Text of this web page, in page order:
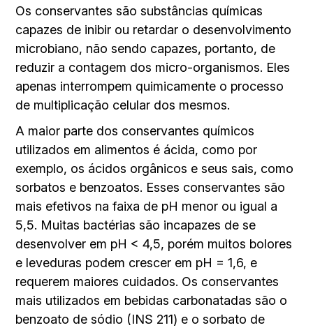
Os conservantes são substâncias químicas
capazes de inibir ou retardar o desenvolvimento
microbiano, não sendo capazes, portanto, de
reduzir a contagem dos micro-organismos. Eles
apenas interrompem quimicamente o processo
de multiplicação celular dos mesmos.
A maior parte dos conservantes químicos
utilizados em alimentos é ácida, como por
exemplo, os ácidos orgânicos e seus sais, como
sorbatos e benzoatos. Esses conservantes são
mais efetivos na faixa de pH menor ou igual a
5,5. Muitas bactérias são incapazes de se
desenvolver em pH < 4,5, porém muitos bolores
e leveduras podem crescer em pH = 1,6, e
requerem maiores cuidados. Os conservantes
mais utilizados em bebidas carbonatadas são o
benzoato de sódio (INS 211) e o sorbato de